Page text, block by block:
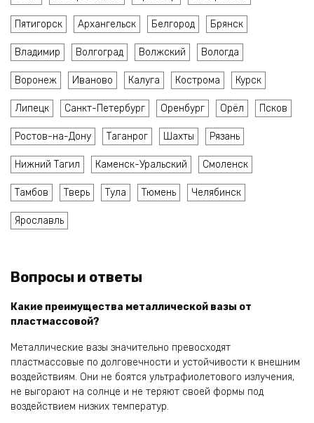
Пятигорск Архангельск Белгород Брянск
Владимир Волгоград Волжский Вологда
Воронеж Иваново Калуга Кострома Курск
Липецк Санкт-Петербург Оренбург Орёл Псков
Ростов-на-Дону Таганрог Шахты Рязань
Нижний Тагил Каменск-Уральский Смоленск
Тамбов Тверь Тула Тюмень Челябинск
Ярославль
Вопросы и ответы
Какие преимущества металлической вазы от
пластмассовой?
Металлические вазы значительно превосходят
пластмассовые по долговечности и устойчивости к внешним
воздействиям. Они не боятся ультрафиолетового излучения,
не выгорают на солнце и не теряют своей формы под
воздействием низких температур.